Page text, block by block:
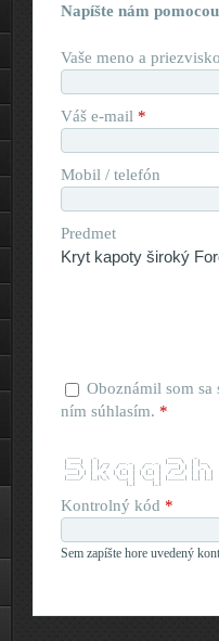
Napíšte nám
Vaše meno a
Váš e-mail *
Mobil / telefón
Predmet
Oboznámil som sa
ním súhlasím. *
| ___|  | | __   __ _    __ _  |___ \  | |__
|___ \  | |/ /  / _` |  / _` |   __) | | '_ \
  ___) | |   <  | (_| | | (_| |  / __/  | | | |
|____/  |_|\_\  \__, |  \__, | |_____| |_| |_|
                    |_|     |_|
Kontrolný kód *
Sem zapíšte hore uvedený